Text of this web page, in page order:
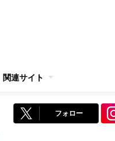
関連サイト
フォロー